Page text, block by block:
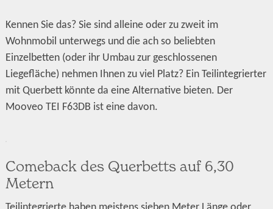
Kennen Sie das? Sie sind alleine oder zu zweit im
Wohnmobil unterwegs und die ach so beliebten
Einzelbetten (oder ihr Umbau zur geschlossenen
Liegefläche) nehmen Ihnen zu viel Platz? Ein Teilintegrierter
mit Querbett könnte da eine Alternative bieten. Der
Mooveo TEI F63DB ist eine davon.
Comeback des Querbetts auf 6,30
Metern